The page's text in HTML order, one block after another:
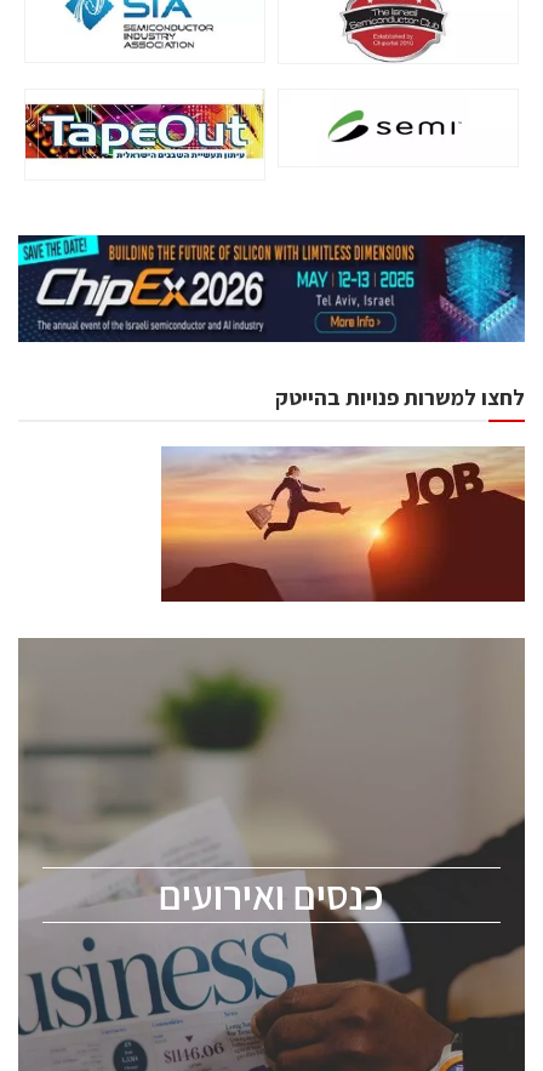
לחצו למשרות פנויות בהייטק
כנסים ואירועים
כנסים ואירועים
לכל העוסקים בתעשיית הסמיקונדקטור כולל מהנדסים,
ChipEx2026 will be held on May 12-13, 2026. The
conference is intended for everyone involved in the
semiconductor industry, including engineers,
professional experts, and senior executives.